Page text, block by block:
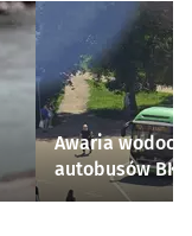
Awaria
autobusów